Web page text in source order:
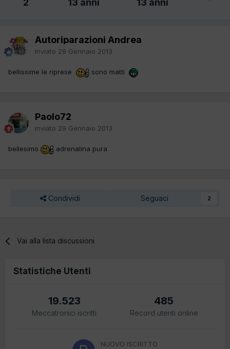
2 13 anni 13 anni
Autoriparazioni Andrea
Inviato 29 Gennaio 2013
bellissime le riprese sono matti
Paolo72
Inviato 29 Gennaio 2013
bellesimo adrenalina pura
Condividi Seguaci 2
Vai alla lista discussioni
Statistiche Utenti
19.523
Meccatronici iscritti
485
Record utenti online
NUOVO ISCRITTO